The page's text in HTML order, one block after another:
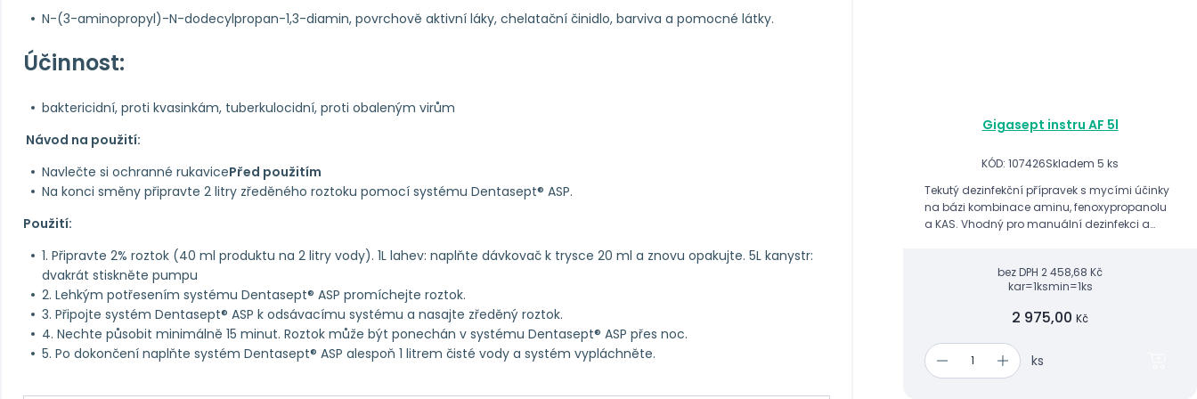
N-(3-aminopropyl)-N-dodecylpropan-1,3-diamin, povrchově aktivní láky, chelatační činidlo, barviva a pomocné látky.
Účinnost:
baktericidní, proti kvasinkám, tuberkulocidní, proti obaleným virům
Návod na použití:
Navlečte si ochranné rukavicePřed použitím
Na konci směny připravte 2 litry zředěného roztoku pomocí systému Dentasept® ASP.
Použití:
1. Připravte 2% roztok (40 ml produktu na 2 litry vody). 1L lahev: naplňte dávkovač k trysce 20 ml a znovu opakujte. 5L kanystr:
dvakrát stiskněte pumpu
2. Lehkým potřesením systému Dentasept® ASP promíchejte roztok.
3. Připojte systém Dentasept® ASP k odsávacímu systému a nasajte zředěný roztok.
4. Nechte působit minimálně 15 minut. Roztok může být ponechán v systému Dentasept® ASP přes noc.
5. Po dokončení naplňte systém Dentasept® ASP alespoň 1 litrem čisté vody a systém vypláchněte.
Gigasept instru AF 5l
KÓD: 107426Skladem 5 ks
Tekutý dezinfekční přípravek s mycími účinky
na bázi kombinace aminu, fenoxypropanolu
a KAS. Vhodný pro manuální dezinfekci a
bez DPH 2 458,68 Kč
kar=1ksmin=1ks
2 975,00 Kč
ks